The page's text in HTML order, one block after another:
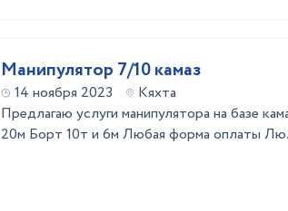
Манипулятор 7/10 камаз
14 ноября 2023
Кяхта
Предлагаю услуги манипулятора на базе
20м Борт 10т и 6м Любая форма оплаты